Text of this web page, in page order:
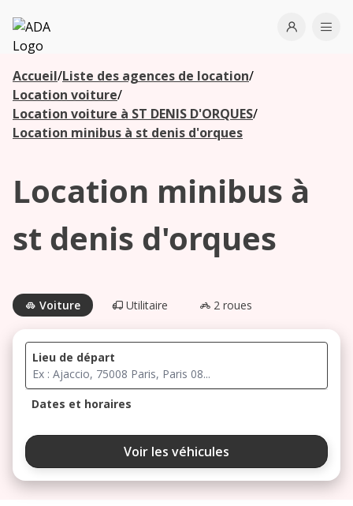
ADA
Open
Accueil/Liste des agences de location/
Location voiture/
Location voiture à ST DENIS D'ORQUES/
Location minibus à st denis d'orques
Location minibus à
st denis d'orques
Voiture Utilitaire 2 roues
Lieu de départ
Dates et horaires
août 2026
ma me
Voir les véhicules
Les
agences à
proximité
Commencez
votre
recherche
pour voir les